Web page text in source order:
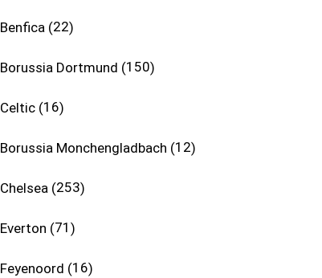
Benfica 22
Borussia Dortmund 150
Celtic 16
Borussia Monchengladbach 12
Chelsea 253
Everton 71
Feyenoord 16